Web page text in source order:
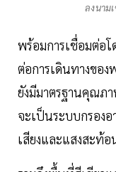
ลงนาม
พร้อมการเชื่อมต่อ
ต่อการเดินทางของ
ยังมีมาตรฐานคุณภ
จะเป็นระบบกรอง
เสียงและแสงสะท้อ